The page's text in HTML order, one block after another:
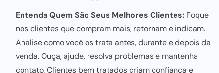
Entenda Quem São Seus Melhores Clientes: Foque
nos clientes que compram mais, retornam e indicam.
Analise como você os trata antes, durante e depois da
venda. Ouça, ajude, resolva problemas e mantenha
contato. Clientes bem tratados criam confiança e